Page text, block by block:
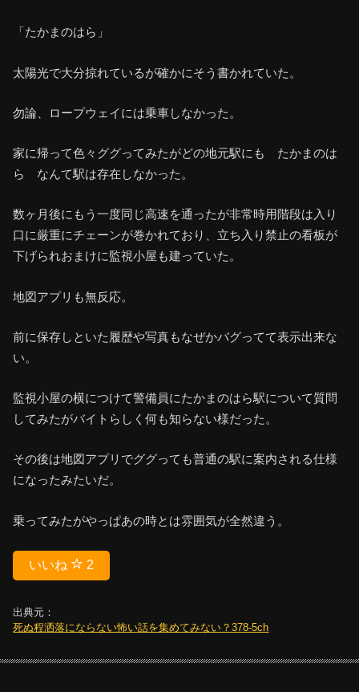
「たかまのはら」
太陽光で大分掠れているが確かにそう書かれていた。
勿論、ロープウェイには乗車しなかった。
家に帰って色々ググってみたがどの地元駅にも たかまのは
ら なんて駅は存在しなかった。
数ヶ月後にもう一度同じ高速を通ったが非常時用階段は入り
口に厳重にチェーンが巻かれており、立ち入り禁止の看板が
下げられおまけに監視小屋も建っていた。
地図アプリも無反応。
前に保存しといた履歴や写真もなぜかバグってて表示出来な
い。
監視小屋の横につけて警備員にたかまのはら駅について質問
してみたがバイトらしく何も知らない様だった。
その後は地図アプリでググっても普通の駅に案内される仕様
になったみたいだ。
乗ってみたがやっぱあの時とは雰囲気が全然違う。
いいね 2
出典元：
死ぬ程洒落にならない怖い話を集めてみない？378-5ch